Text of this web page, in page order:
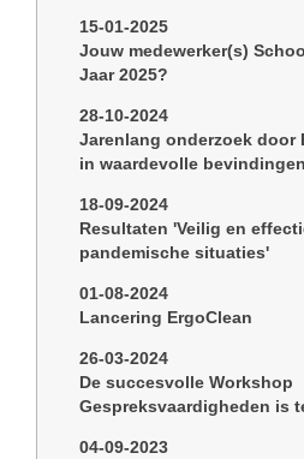
15-01-2025
Jouw medewerker(s)
Jaar 2025?
28-10-2024
Jarenlang onderzoek door
in waardevolle bevindingen
18-09-2024
Resultaten 'Veilig en
pandemische situaties'
01-08-2024
Lancering ErgoClean
26-03-2024
De succesvolle Workshop
Gespreksvaardigheden is
04-09-2023